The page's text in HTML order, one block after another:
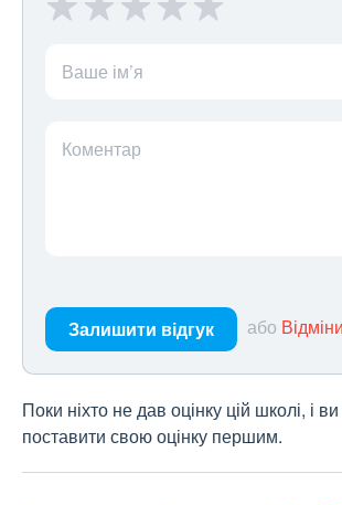
Ваше ім’я
Коментар
Залишити відгук або
Поки ніхто не дав оцінку цій школі, і
поставити свою оцінку першим.